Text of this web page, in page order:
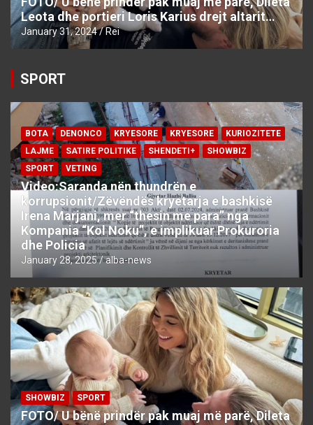
Leota dhe portieri Loris Karius drejt altarit…
January 31, 2024 Rei
SPORT
BOTA DENONCO KRYESORE KRYESORE
KURIOZITETE
LAJME
SATIRE POLITIKE SHENDETI+
SHOWBIZ
SPORT
VETING
Video:Saranda nën thundrën e
korrupsionit/Zëvëndës kryetarja e bashkisë
Irena Marjani, mer “thesin me para” nga
Kompania “Kol Noku”, e implikuar Prokuroria
dhe Policia
January 28, 2025 alba-news
SHOWBIZ SPORT
FOTO/ U bënë prindër pak muaj më parë, Dileta